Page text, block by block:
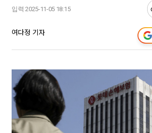
입력 2025-11-05 18:15
여다정 기자